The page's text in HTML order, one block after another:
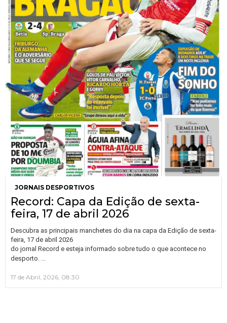
JORNAIS DESPORTIVOS
Record: Capa da Edição de sexta-
feira, 17 de abril 2026
Descubra as principais manchetes do dia na capa da Edição de sexta-
feira, 17 de abril 2026
do jornal Record e esteja informado sobre tudo o que acontece no
desporto.
17 de Abril, 2026, 08:30